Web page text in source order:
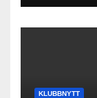
KLUBBNYTT